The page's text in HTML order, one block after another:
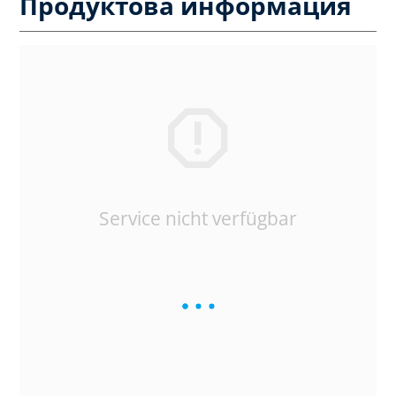
Service nicht verfügbar